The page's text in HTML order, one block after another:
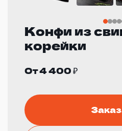
Конфи из
корейки
От 4 400 ₽